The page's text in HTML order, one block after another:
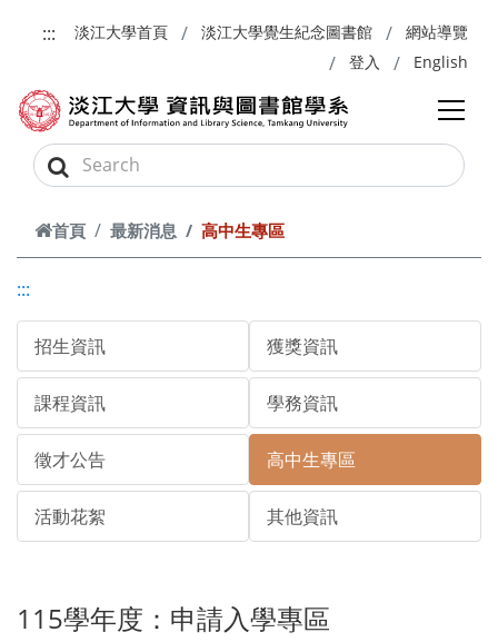
:::
淡江大學首頁 淡江大學覺生紀念圖書館
網站導覽
登入
English
首頁 最新消息 高中生專區
:::
招生資訊 獲獎資訊
課程資訊 學務資訊
徵才公告 高中生專區
活動花絮 其他資訊
115學年度：申請入學專區